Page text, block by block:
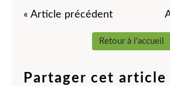
« Article précédent
Retour à l'accueil
Partager cet article